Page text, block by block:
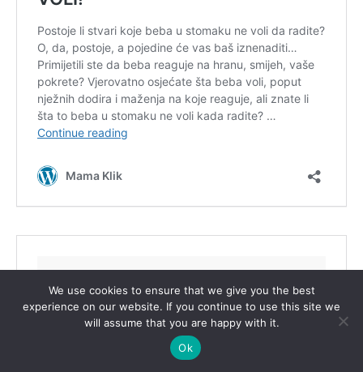
We use cookies to ensure that we give you the best
experience on our website. If you continue to use this site we
will assume that you are happy with it.
Ok